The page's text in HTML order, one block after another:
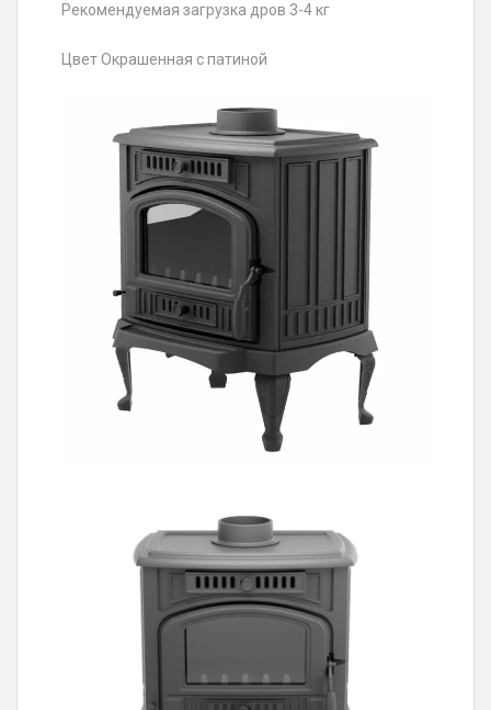
Рекомендуемая загрузка дров 3-4 кг
Цвет Окрашенная с патиной